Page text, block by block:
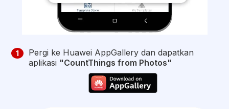
1
Pergi ke Huawei AppGallery dan dapatkan
aplikasi "CountThings from Photos"